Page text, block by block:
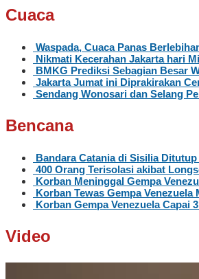
Cuaca
Waspada, Cuaca Panas
Nikmati Kecerahan Jakarta hari
BMKG Prediksi Sebagian Besar
Jakarta Jumat ini Diprakirakan
Sendang Wonosari dan Selang
Bencana
Bandara Catania di Sisilia
400 Orang Terisolasi akibat
Korban Meninggal Gempa
Korban Tewas Gempa Venezuela
Korban Gempa Venezuela Capai
Video